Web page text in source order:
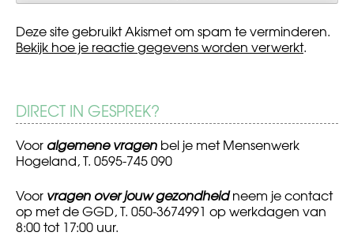
Deze site gebruikt Akismet om spam te verminderen.
Bekijk hoe je reactie gegevens worden verwerkt.
DIRECT IN GESPREK?
Voor algemene vragen bel je met Mensenwerk
Hogeland, T. 0595-745 090
Voor vragen over jouw gezondheidneem je contact
op met de GGD, T. 050-3674991 op werkdagen van
8:00 tot 17:00 uur.